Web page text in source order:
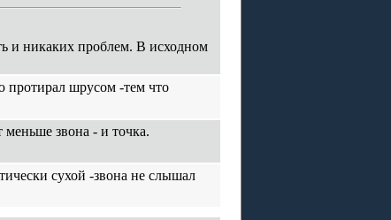
и никаких проблем. В исходном
протирал шрусом -тем что
меньше звона - и точка.
сухой -звона не слышал